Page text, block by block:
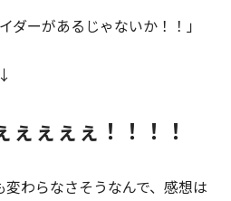
ダーがあるじゃないか！！」
ぇぇぇ！！！！
わらなさそうなんで、感想は